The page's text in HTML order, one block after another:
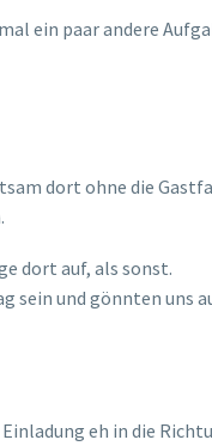
ein paar andere
dort ohne die
dort auf, als sonst.
sein und gönnten uns
eh in die